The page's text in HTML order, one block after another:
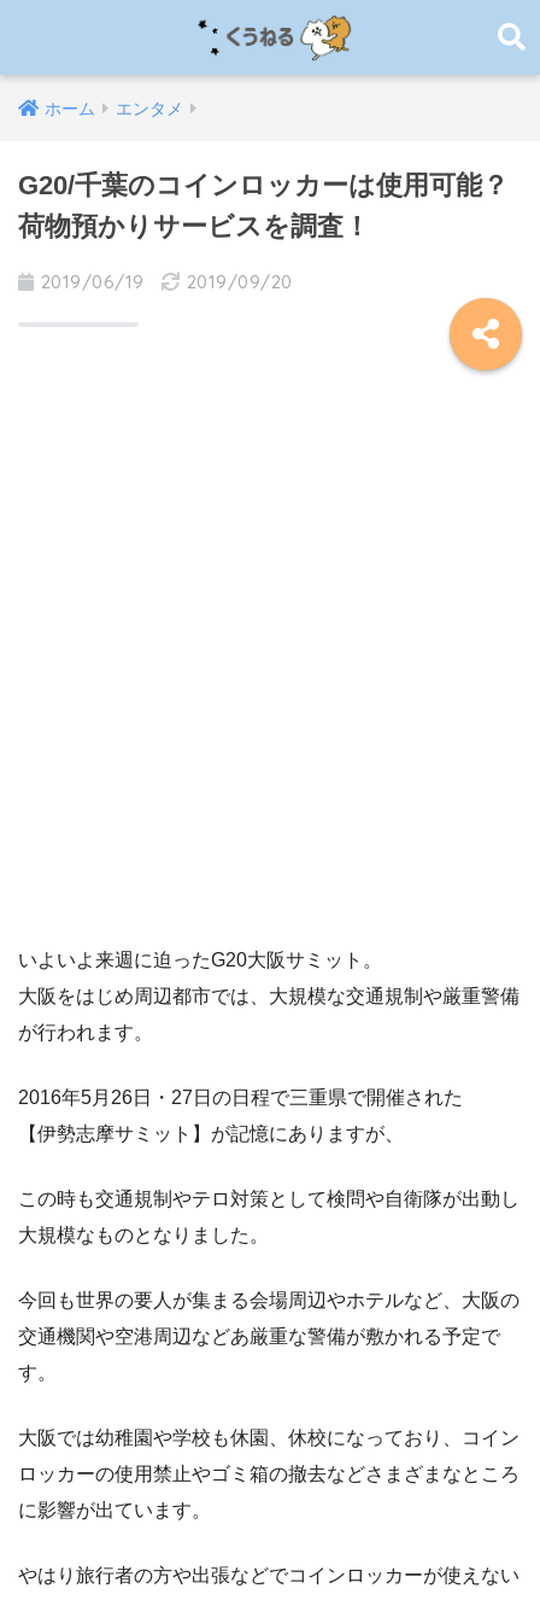
ホーム エンタメ
G20/千葉のコインロッカーは使用可能？
荷物預かりサービスを調査！
2019/06/19 2019/09/20
いよいよ来週に迫ったG20大阪サミット。
大阪をはじめ周辺都市では、大規模な交通規制や厳重警備
が行われます。
2016年5月 26日・ 27 日の日程で三重県で開催された
【伊勢志摩サミット】が記憶にありますが、
この時も交通規制やテロ対策として検問や自衛隊が出動し
大規模なものとなりました。
今回も世界の要人が集まる会場周辺やホテルなど、大阪の
交通機関や空港周辺などあ厳重な警備が敷かれる予定で
す。
大阪では幼稚園や学校も休園、休校になっており、コイン
ロッカーの使用禁止やゴミ箱の撤去などさまざまなところ
に影響が出ています。
やはり旅行者の方や出張などでコインロッカーが使えない